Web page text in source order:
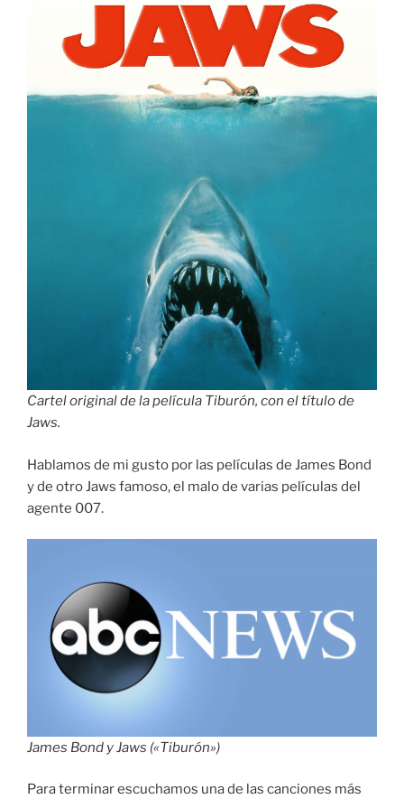
Cartel original de la película Tiburón, con el título de
Jaws.
Hablamos de mi gusto por las películas de James Bond
y de otro Jaws famoso, el malo de varias películas del
agente 007.
James Bond y Jaws («Tiburón»)
Para terminar escuchamos una de las canciones más